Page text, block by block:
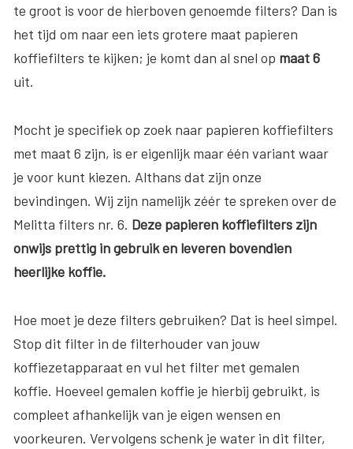
te groot is voor de hierboven genoemde filters? Dan is
het tijd om naar een iets grotere maat papieren
koffiefilters te kijken; je komt dan al snel op maat 6
uit.
Mocht je specifiek op zoek naar papieren koffiefilters
met maat 6 zijn, is er eigenlijk maar één variant waar
je voor kunt kiezen. Althans dat zijn onze
bevindingen. Wij zijn namelijk zéér te spreken over de
Melitta filters nr. 6. Deze papieren koffiefilters zijn
onwijs prettig in gebruik en leveren bovendien
heerlijke koffie.
Hoe moet je deze filters gebruiken? Dat is heel simpel.
Stop dit filter in de filterhouder van jouw
koffiezetapparaat en vul het filter met gemalen
koffie. Hoeveel gemalen koffie je hierbij gebruikt, is
compleet afhankelijk van je eigen wensen en
voorkeuren. Vervolgens schenk je water in dit filter,